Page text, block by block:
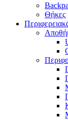
Θήκες